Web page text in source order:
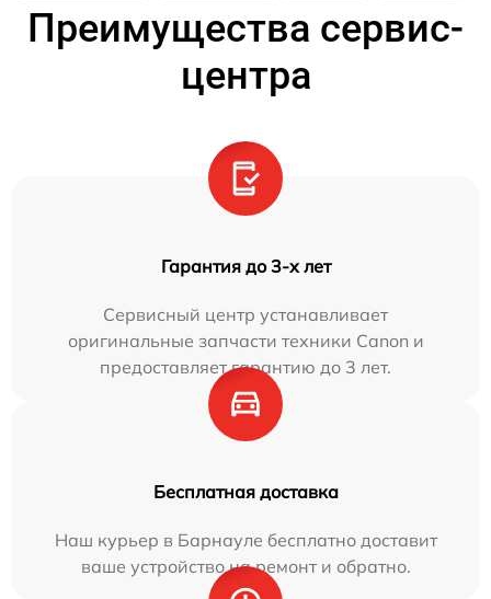
Преимущества сервис-
центра
Гарантия до 3-х лет
Сервисный центр устанавливает
оригинальные запчасти техники Canon и
предоставляет гарантию до 3 лет.
Бесплатная доставка
Наш курьер в Барнауле бесплатно доставит
ваше устройство на ремонт и обратно.